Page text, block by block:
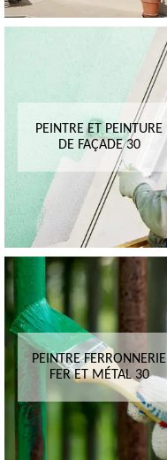
PEINTRE ET PEINTURE
DE FAÇADE 30
PEINTRE FERRONNERIE
FER ET MÉTAL 30